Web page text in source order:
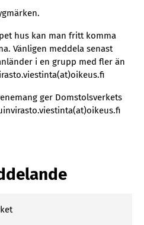
hus kan man fritt komma
Vänligen meddela senast
i en grupp med fler än
ger Domstolsverkets